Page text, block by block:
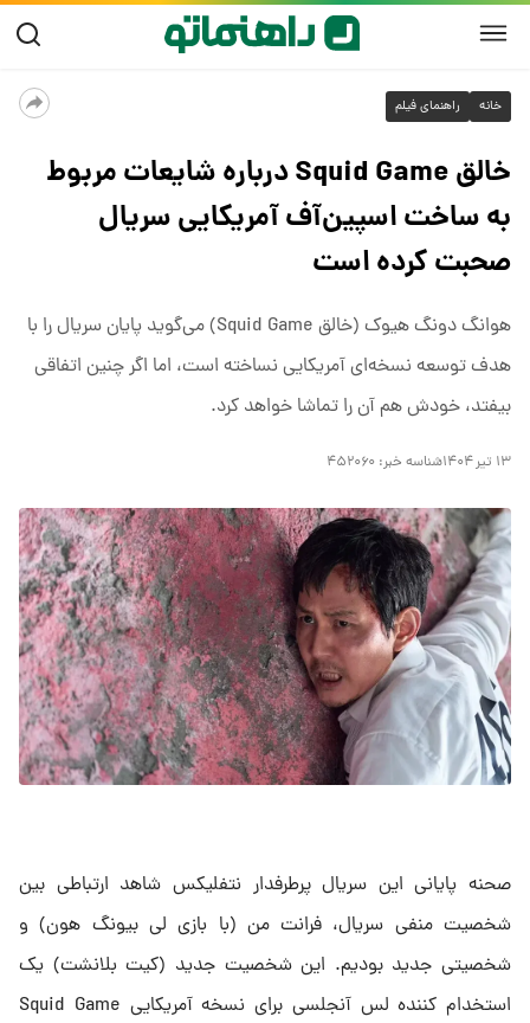
خانه راهنمای فیلم
خالق Squid Game درباره شایعات مربوط
به ساخت اسپین‌آف آمریکایی سریال
صحبت کرده است
هوانگ دونگ هیوک (خالق Squid Game) می‌گوید پایان سریال را با
هدف توسعه نسخه‌ای آمریکایی نساخته است، اما اگر چنین اتفاقی
بیفتد، خودش هم آن را تماشا خواهد کرد.
۱۳ تیر ۱۴۰۴ شناسه خبر: ۴۵۲۰۶۰
صحنه پایانی این سریال پرطرفدار نتفلیکس شاهد ارتباطی بین
شخصیت منفی سریال، فرانت من (با بازی لی بیونگ هون) و
شخصیتی جدید بودیم. این شخصیت جدید (کیت بلانشت) یک
استخدام‌ کننده لس‌ آنجلسی برای نسخه آمریکایی Squid Game